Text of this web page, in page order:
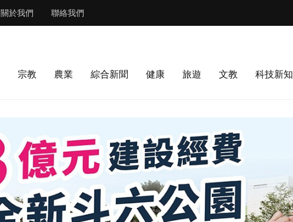
關於我們 聯絡我們
宗教 農業 綜合新聞 健康 旅遊 文教 科技新知